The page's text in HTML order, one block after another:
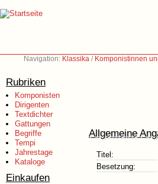
Navigation: Klassika / Komponistinnen
Rubriken
Komponisten
Dirigenten
Textdichter
Gattungen
Begriffe
Tempi
Jahrestage
Kataloge
Einkaufen
Allgemeine
Titel:
Besetzung: